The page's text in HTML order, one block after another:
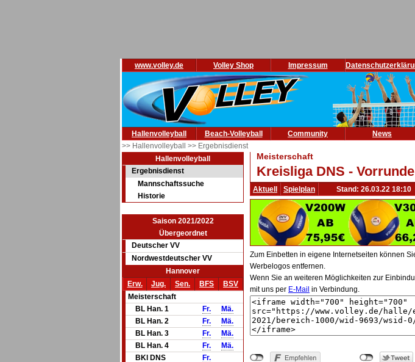
www.volley.de Volley Shop Impressum
Hallenvolleyball Beach-Volleyball Community News
>> Hallenvolleyball >> Ergebnisdienst
Hallenvolleyball
Ergebnisdienst
Mannschaftssuche
Historie
Saison 2021/2022
Übergeordnet
Deutscher VV
Nordwestdeutscher VV
Hannover
Erw.
Jug. Sen. BFS
BSV
Meisterschaft
BL Han. 1
Fr.
Mä.
BL Han. 2
Fr.
Mä.
BL Han. 3
Fr.
Mä.
BL Han. 4
Fr.
Mä.
BKl DNS
Fr.
Meisterschaft
Kreisliga DNS -
Aktuell Spielplan Stand: 26.03.22 18:10
Zum Einbetten in eigene Internetseiten können
Werbelogos entfernen.
Wenn Sie an weiteren Möglichkeiten zur
mit uns per E-Mail in Verbindung.